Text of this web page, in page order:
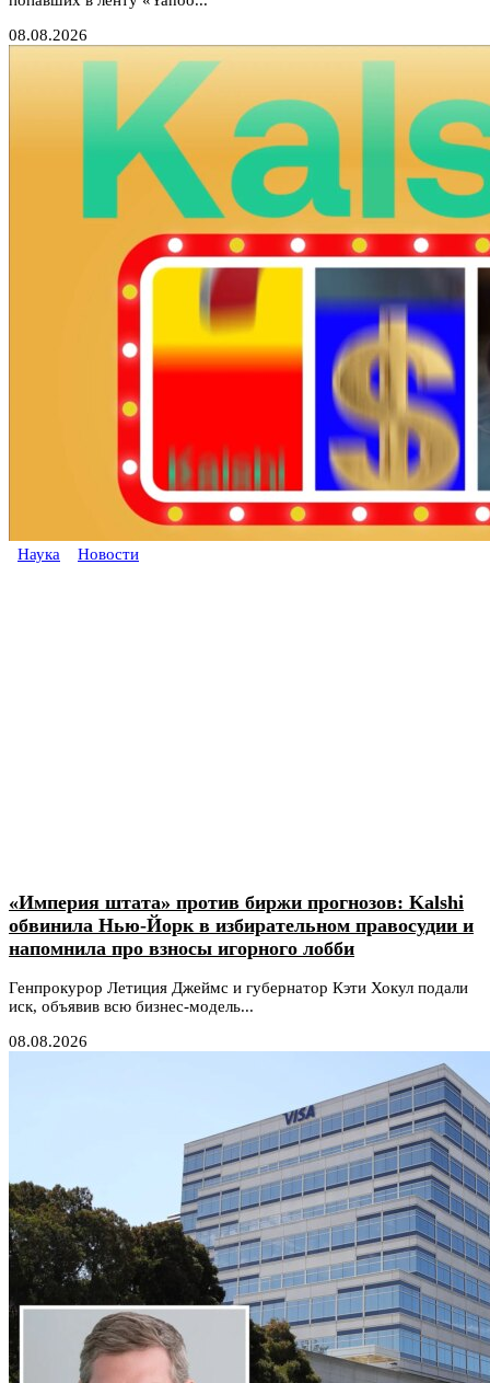
08.08.2026
Наука Новости
«Империя штата» против биржи прогнозов: Kalshi
обвинила Нью-Йорк в избирательном правосудии и
напомнила про взносы игорного лобби
Генпрокурор Летиция Джеймс и губернатор Кэти Хокул подали
иск, объявив всю бизнес-модель...
08.08.2026